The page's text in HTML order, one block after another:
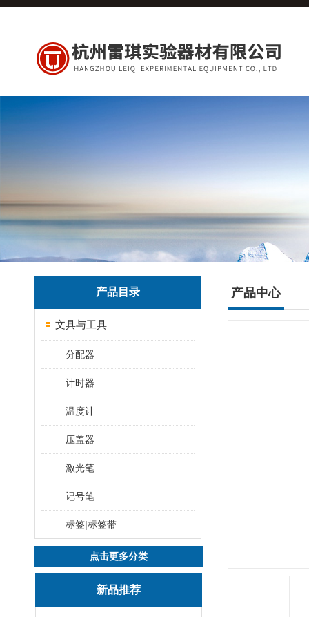
产品目录
文具与工具
分配器
计时器
温度计
压盖器
激光笔
记号笔
标签|标签带
点击更多分类
新品推荐
产品中心